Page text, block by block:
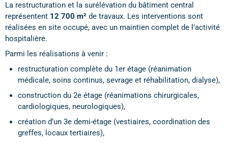
La restructuration et la surélévation du bâtiment central
représentent 12 700 m² de travaux. Les interventions sont
réalisées en site occupé, avec un maintien complet de l’activité
hospitalière.
Parmi les réalisations à venir :
restructuration complète du 1er étage (réanimation
médicale, soins continus, sevrage et réhabilitation, dialyse),
construction du 2e étage (réanimations chirurgicales,
cardiologiques, neurologiques),
création d’un 3e demi-étage (vestiaires, coordination des
greffes, locaux tertiaires),